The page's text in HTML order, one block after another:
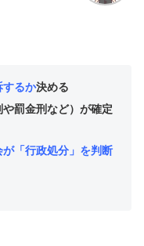
するか決める
や罰金刑など）が確定
が「行政処分」を判断